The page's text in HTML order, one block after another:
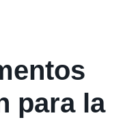
para la